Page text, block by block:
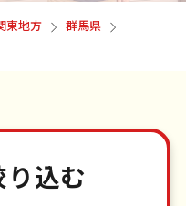
東地方
群馬県
込む